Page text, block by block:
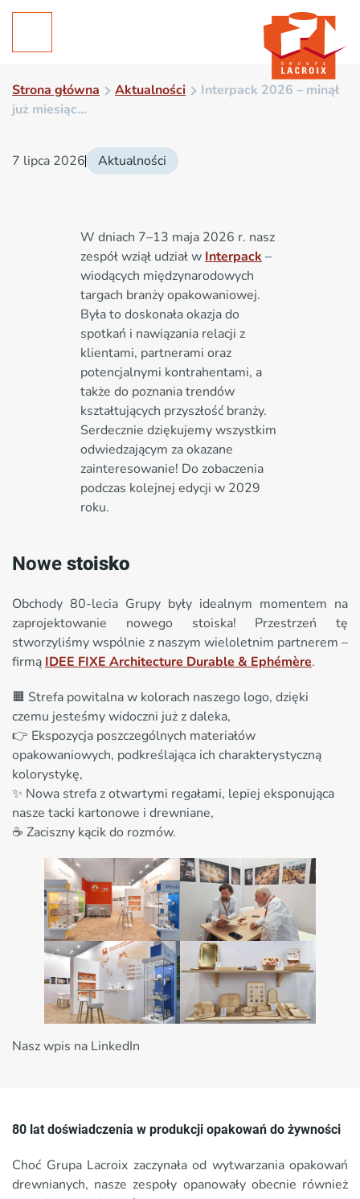
Strona główna Aktualności
Interpack 2026 – minął
już miesiąc…
7 lipca 2026 Aktualności
W dniach 7–13 maja 2026 r. nasz
zespół wziął udział w Interpack –
wiodących międzynarodowych
targach branży opakowaniowej.
Była to doskonała okazja do
spotkań i nawiązania relacji z
klientami, partnerami oraz
potencjalnymi kontrahentami, a
także do poznania trendów
kształtujących przyszłość branży.
Serdecznie dziękujemy wszystkim
odwiedzającym za okazane
zainteresowanie! Do zobaczenia
podczas kolejnej edycji w 2029
roku.
Nowe stoisko
Obchody 80-lecia Grupy były idealnym momentem na
zaprojektowanie nowego stoiska! Przestrzeń tę
stworzyliśmy wspólnie z naszym wieloletnim partnerem –
firmą IDEE FIXE Architecture Durable & Ephémère.
🟧 Strefa powitalna w kolorach naszego logo, dzięki
czemu jesteśmy widoczni już z daleka,
👉 Ekspozycja poszczególnych materiałów
opakowaniowych, podkreślająca ich charakterystyczną
kolorystykę,
✨ Nowa strefa z otwartymi regałami, lepiej eksponująca
nasze tacki kartonowe i drewniane,
☕ Zaciszny kącik do rozmów.
Nasz wpis na LinkedIn
80 lat doświadczenia w produkcji opakowań do żywności
Choć Grupa Lacroix zaczynała od wytwarzania opakowań
drewnianych, nasze zespoły opanowały obecnie również